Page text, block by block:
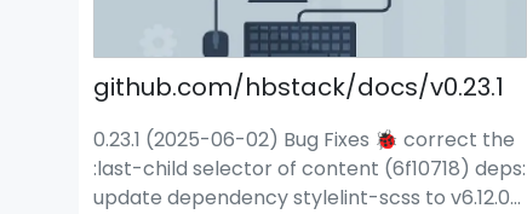
github.com/hbstack/docs/v0.23.1
0.23.1 (2025-06-02) Bug Fixes 🐞 correct the
:last-child selector of content (6f10718) deps:
update dependency stylelint-scss to v6.12.0